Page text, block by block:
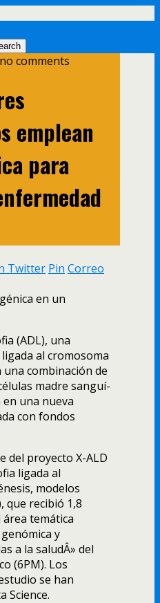
comments
emplean
para
Twitter Pin Correo
(ADL), una
al cromosoma
combinación de
madre sanguí­
en una nueva
con fondos
del proyecto X-ALD
ligada al
modelos
que recibió 1,8
temática
y
a la saludÂ» del
(6PM). Los
se han
Science.